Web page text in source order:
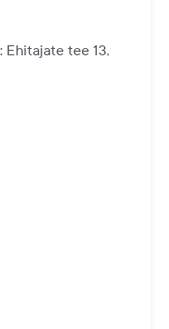
Ehitajate tee 13,